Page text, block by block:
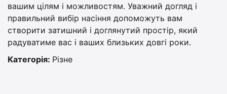
вашим цілям і можливостям. Уважний догляд і
правильний вибір насіння допоможуть вам
створити затишний і доглянутий простір, який
радуватиме вас і ваших близьких довгі роки.
Категорія: Різне